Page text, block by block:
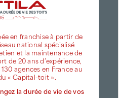
en franchise à partir de
national spécialisé
et la maintenance de
de 20 ans d’expérience,
agences en France au
« Capital-toit ».
la durée de vie de vos